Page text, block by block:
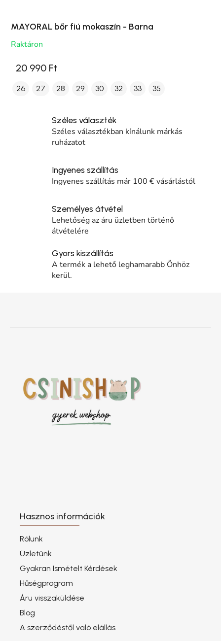
MAYORAL bőr fiú mokaszín - Barna
Raktáron
20 990 Ft
26 27 28 29 30 32 33 35
Széles választék
Széles választékban kínálunk márkás
ruházatot
Ingyenes szállítás
Ingyenes szállítás már 100 € vásárlástól
Személyes átvétel
Lehetőség az áru üzletben történő
átvételére
Gyors kiszállítás
A termék a lehető leghamarabb Önhöz
kerül.
Hasznos információk
Rólunk
Üzletünk
Gyakran Ismételt Kérdések
Hűségprogram
Áru visszaküldése
Blog
A szerződéstől való elállás